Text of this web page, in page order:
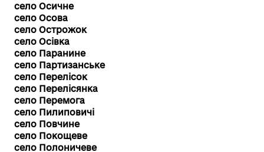
село Осичне
село Осова
село Острожок
село Осівка
село Паранине
село Партизанське
село Перелісок
село Перелісянка
село Перемога
село Пилиповичі
село Повчине
село Покощеве
село Полоничеве